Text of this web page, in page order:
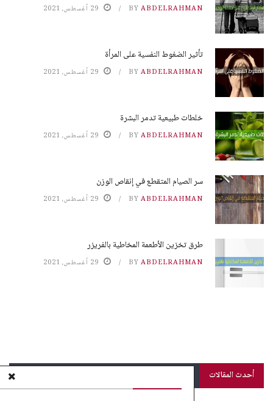
BY ABDELRAHMAN 29 أغسطس، 2021
تأثير الضغوط النفسية على المرأة
BY ABDELRAHMAN 29 أغسطس، 2021
خلطات طبيعية تدمر البشرة
BY ABDELRAHMAN 29 أغسطس، 2021
سر الصيام المتقطع في إنقاص الوزن
BY ABDELRAHMAN 29 أغسطس، 2021
طرق تخزين الأطعمة المخاطية بالفريزر
BY ABDELRAHMAN 29 أغسطس، 2021
أحدث المقالات